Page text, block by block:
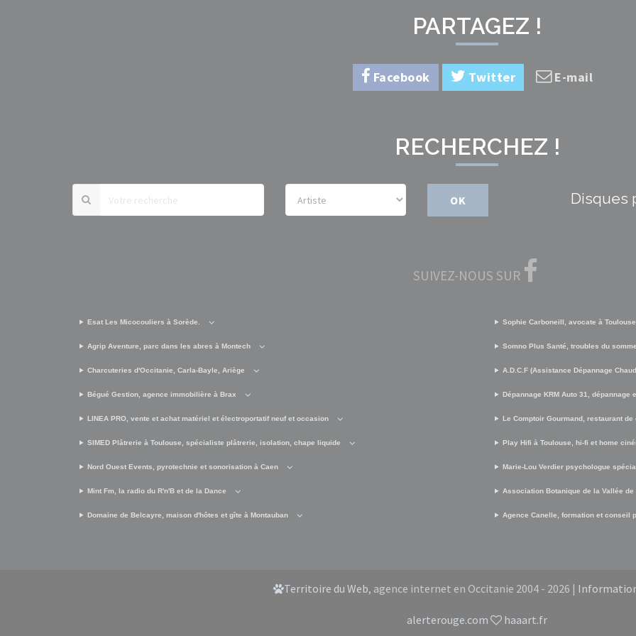
PARTAGEZ !
Facebook Twitter E-mail
RECHERCHEZ !
OK Disques
SUIVEZ-NOUS SUR
Esat Les Micocouliers à Sorède.
Agrip Aventure, parc dans les abres à Montech
Charcuteries d'Occitanie, Carla-Bayle, Ariège
Bégué Gestion, agence immobilière à Brax
LINEA PRO, vente et achat matériel et électroportatif neuf et occasion
SIMED Plâtrerie à Toulouse, spécialiste plâtrerie, isolation, chape liquide
Nord Ouest Events, pyrotechnie et sonorisation à Caen
Mint Fm, la radio du R'n'B et de la Dance
Domaine de Belcayre, maison d'hôtes et gîte à Montauban
Sophie Carboneill, avocate à Toulouse
Somno Plus Santé, troubles du
A.D.C.F (Assistance Dépannage
Dépannage KRM Auto 31, dépannage
Le Comptoir Gourmand, restaurant
Play Hifi à Toulouse, hi-fi et home
Marie-Lou Verdier psychologue
Association Botanique de la Vallée
Agence Canelle, formation et conseil
Territoire du Web, agence internet en Occitanie 2004 - 2026 |
alerterouge.com haaart.fr